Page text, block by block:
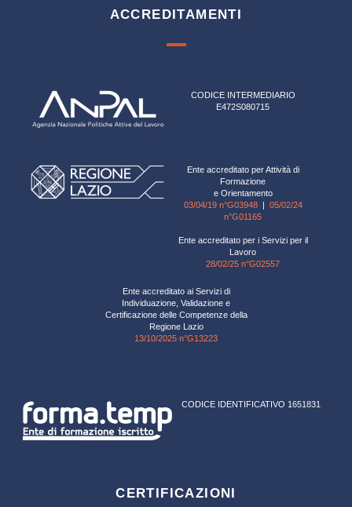
ACCREDITAMENTI
CODICE INTERMEDIARIO
E472S080715
Ente accreditato per Attività di
Formazione
e Orientamento
03/04/19 n°G03948| 05/02/24
n°G01165
Ente accreditato per i Servizi per il
Lavoro
28/02/25 n°G02557
Ente accreditato ai Servizi di
Individuazione, Validazione e
Certificazione delle Competenze della
Regione Lazio
13/10/2025 n°G13223
CODICE IDENTIFICATIVO 1651831
CERTIFICAZIONI